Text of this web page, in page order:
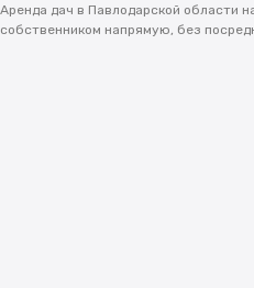
Аренда дач в Павлодарской области
собственником напрямую, без